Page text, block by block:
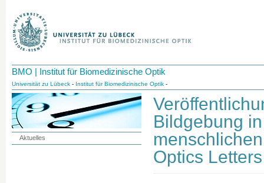
BMO | Institut für Biomedizinische Optik
Universität zu Lübeck - Institut für Biomedizinische Optik -
Bildgebung
Optics
Aktuelles